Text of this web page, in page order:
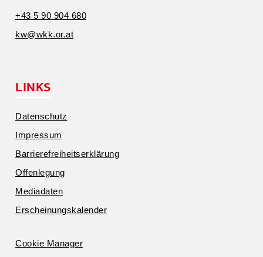
+43 5 90 904 680
kw@​wkk.​or.​at
LINKS
Daten­schutz
Impressum
Barrie­re­frei­heits­er­klärung
Offen­legung
Media­daten
Erschei­nungs­ka­lender
Cookie Manager